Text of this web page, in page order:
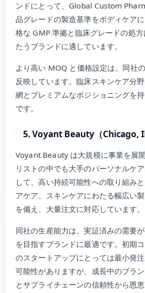
ンドにとって、Global Custom
品グレードの製造基準をボディケア
格な GMP 準拠と臨床グレードの処
たうブランドに適しています。
より高い MOQ と価格設定は、同社
反映しています。臨床スキンケア分
網とプレミアムなポジショニングを
です。
5. Voyant Beauty（Chicago,
Voyant Beauty は大規模に事業を展
リストの中でも大手のパーソナルケ
して、高い持続可能性への取り組み
アケア、スキンケアにわたる幅広い
を備え、大量注文に対応しています。
同社の生産能力は、実証済みの需要
を目指すブランドに最適です。初期
のスタートアップにとっては最小発
可能性がありますが、成長中のブラ
とサプライチェーンの信頼性から恩恵